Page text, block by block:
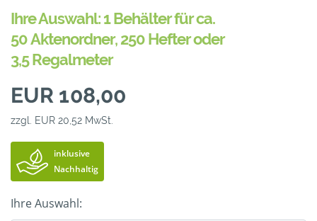
Ihre Auswahl: 1 Behälter für ca.
50 Aktenordner, 250 Hefter oder
3,5 Regalmeter
EUR 108,00
zzgl. EUR 20,52 MwSt.
inklusive
Nachhaltig
Ihre Auswahl: